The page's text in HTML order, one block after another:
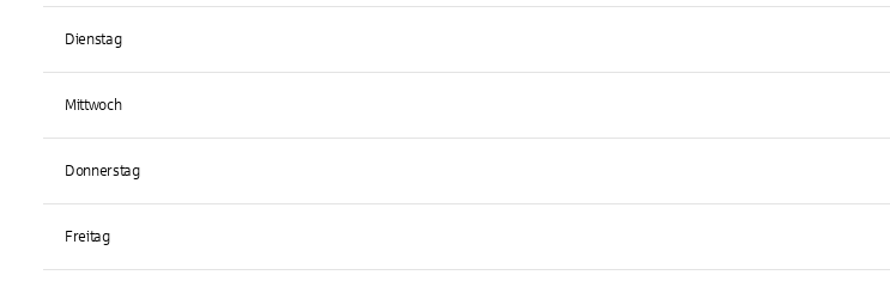
Dienstag
Mittwoch
Donnerstag
Freitag